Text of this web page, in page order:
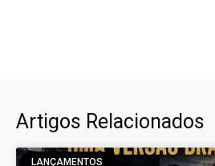
Artigos Relacionados
LANÇAMENTOS